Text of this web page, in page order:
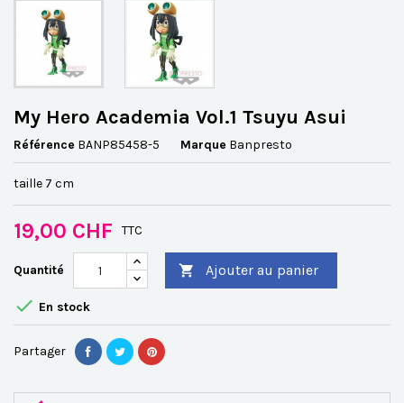
My Hero Academia Vol.1 Tsuyu Asui
Référence BANP85458-5 Marque Banpresto
taille 7 cm
19,00 CHF TTC
Quantité  Ajouter au panier
 En stock
Partager